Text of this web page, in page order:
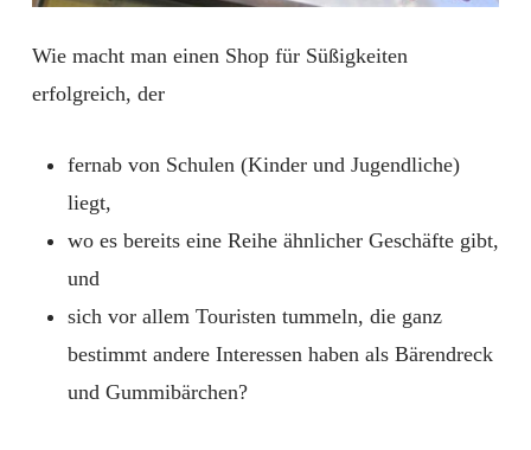
Wie macht man einen Shop für Süßigkeiten
erfolgreich, der
fernab von Schulen (Kinder und Jugendliche)
liegt,
wo es bereits eine Reihe ähnlicher Geschäfte gibt,
und
sich vor allem Touristen tummeln, die ganz
bestimmt andere Interessen haben als Bärendreck
und Gummibärchen?